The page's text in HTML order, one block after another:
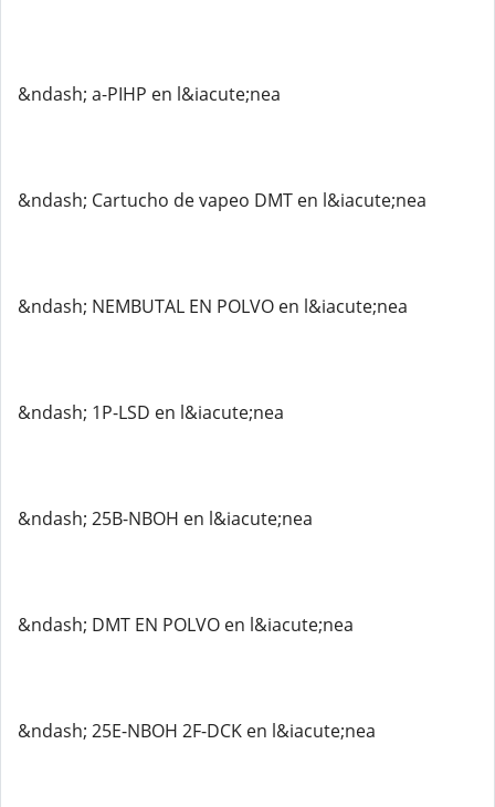
&ndash; a-PIHP en l&iacute;nea
&ndash; Cartucho de vapeo DMT en l&iacute;nea
&ndash; NEMBUTAL EN POLVO en l&iacute;nea
&ndash; 1P-LSD en l&iacute;nea
&ndash; 25B-NBOH en l&iacute;nea
&ndash; DMT EN POLVO en l&iacute;nea
&ndash; 25E-NBOH 2F-DCK en l&iacute;nea